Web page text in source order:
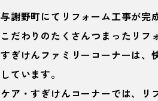
与謝野町にてリフォーム工事が完
こだわりのたくさんつまったリフ
すぎけんファミリーコーナーは、
しています。
ケア・すぎけんコーナーでは、リ